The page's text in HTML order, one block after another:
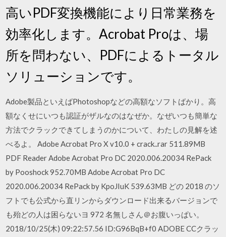
高いPDF変換機能により日常業務を
効率化します。Acrobat Proは、場
所を問わない、PDFによるトータル
ソリューションです。
Adobe製品といえばPhotoshopなどの高額なソフトばかり。高
額なくせにいつも認証がザルなのはなぜか。なぜいつも簡単な
方法でクラックできてしまうのかについて、わたしの見解を述
べるよ。 Adobe Acrobat Pro X v10.0 + crack..rar 511.89MB
PDF Reader Adobe Acrobat Pro DC 2020.006.20034 RePack
by Pooshock 952.70MB Adobe Acrobat Pro DC
2020.006.20034 RePack by KpoJIuK 539.63MB どの 2018 のソ
フトでも公式から直リンからダウンロード出来るバージョンで
も殆どの人は困らないヨ 972 名無しさん＠お腹いっぱい。
2018/10/25(木) 09:22:57.56 ID:G96BqB+f0 ADOBE CCクラッ